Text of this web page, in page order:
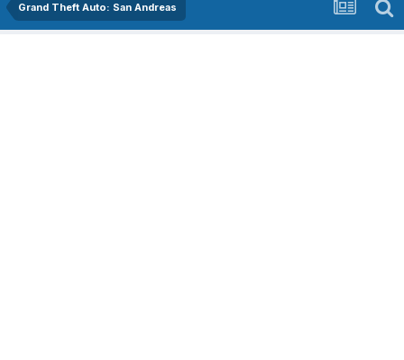
Grand Theft Auto: San Andreas